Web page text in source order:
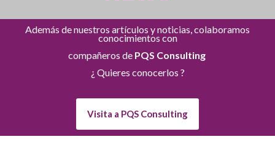
Además de nuestros artículos y noticias, colaboramos
conocimientos con
compañeros de PQS Consulting
¿ Quieres conocerlos ?
Visita a PQS Consulting